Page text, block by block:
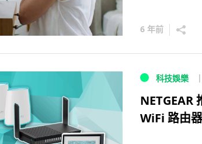
6 年前
科技娛樂
WiFi 路由